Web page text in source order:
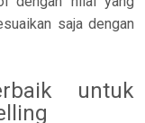
saja dengan
untuk